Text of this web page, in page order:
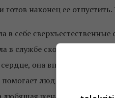
наконец ее
в себе
в службе скорой помощи.
она впервые
людям. Несмотря